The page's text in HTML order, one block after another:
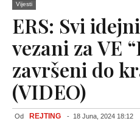
Vijesti
ERS: Svi
vezani za VE
završeni do
(VIDEO)
Od REJTING - 18 Juna, 2024 18:12